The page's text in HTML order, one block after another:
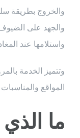
والخروج بطريقة
والجهد على
واستلامها عند
وتتميز الخدمة
المواقع
ما